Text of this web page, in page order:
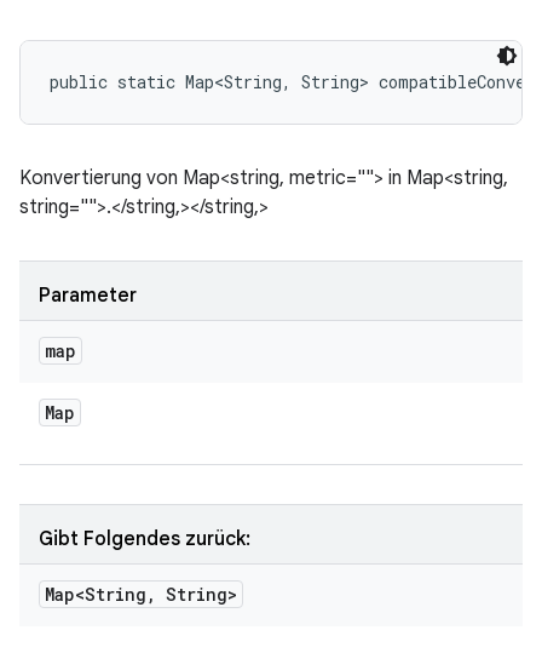
public static Map<String, String>
Konvertierung von Map<string, metric=""> in Map<string,
string="">.</string,></string,>
Parameter
map
Map
Gibt Folgendes zurück:
Map<String , String>